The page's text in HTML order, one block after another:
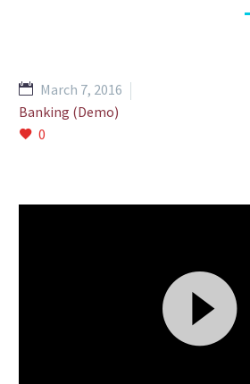
March 7, 2016
Banking (Demo)
0